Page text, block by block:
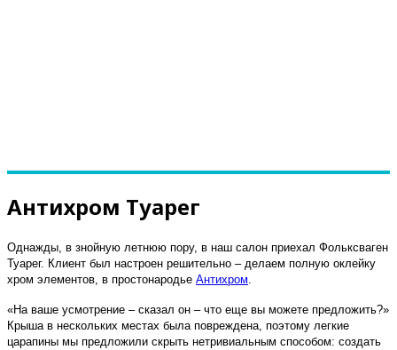
Антихром Туарег
Однажды, в знойную летнюю пору, в наш салон приехал Фольксваген
Туарег. Клиент был настроен решительно – делаем полную оклейку
хром элементов, в простонародье Антихром.
«На ваше усмотрение – сказал он – что еще вы можете предложить?»
Крыша в нескольких местах была повреждена, поэтому легкие
царапины мы предложили скрыть нетривиальным способом: создать